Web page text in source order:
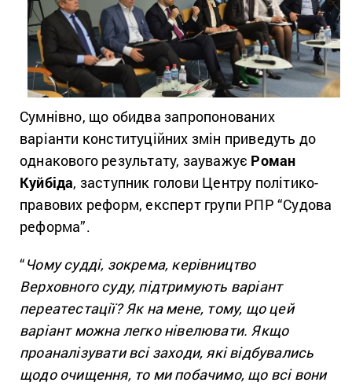
Сумнівно, що обидва запропонованих
варіанти конституційних змін приведуть до
однакового результату, зауважує Роман
Куйбіда, заступник голови Центру політико-
правових реформ, експерт групи РПР “Судова
реформа”.
“Чому судді, зокрема, керівництво
Верховного суду, підтримують варіант
переатестації? Як на мене, тому, що цей
варіант можна легко нівелювати. Якщо
проаналізувати всі заходи, які відбувались
щодо очищення, то ми побачимо, що всі вони